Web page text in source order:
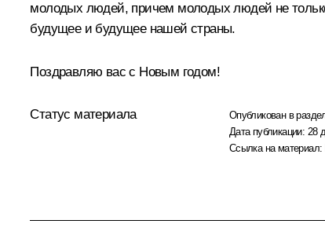
молодых людей, причем молодых людей не
будущее и будущее нашей страны.
Поздравляю вас с Новым годом!
Статус материала Опубликован в
Дата публикации: 28
Ссылка на материал: